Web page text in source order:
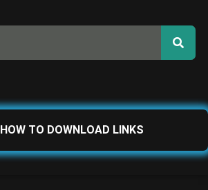
HOW TO DOWNLOAD LINKS